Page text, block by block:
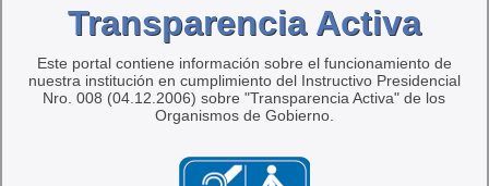
Transparencia Activa
Este portal contiene información sobre el funcionamiento de
nuestra institución en cumplimiento del Instructivo Presidencial
Nro. 008 (04.12.2006) sobre "Transparencia Activa" de los
Organismos de Gobierno.